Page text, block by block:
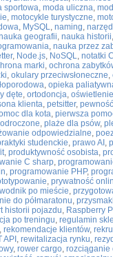
sportowa, moda uliczna,
, motocykle turystyczne,
, MySQL, naming,
geografii, nauka historii
, nauka przez
, Node.js, NoSQL, notatki
marki, ochrona
, okulary przeciwsłoneczne,
, opieka
dęte, ortodoncja,
klienta, petsitter,
dla kota, pierwsza
, plaże dla psów,
odpowiedzialne,
studenckie, prawo AI ,
, produktywność osobista,
C sharp,
, programowanie PHP,
, prywatność
po mieście,
do półmaratonu,
historii pojazdu, Raspberry
po treningu, regulamin
, rekomendacje klientów,
API , rewitalizacja rynku,
, rower cargo, rozciąganie